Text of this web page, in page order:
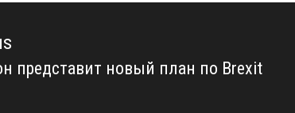
представит новый план по Brexit